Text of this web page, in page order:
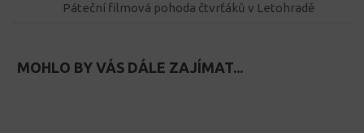
Páteční filmová pohoda čtvrťáků v Letohradě
MOHLO BY VÁS DÁLE ZAJÍMAT...